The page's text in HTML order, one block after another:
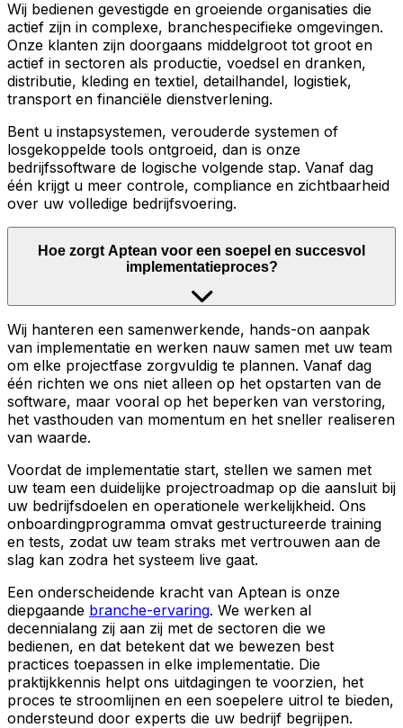
Wij bedienen gevestigde en groeiende organisaties die
actief zijn in complexe, branchespecifieke omgevingen.
Onze klanten zijn doorgaans middelgroot tot groot en
actief in sectoren als productie, voedsel en dranken,
distributie, kleding en textiel, detailhandel, logistiek,
transport en financiële dienstverlening.
Bent u instapsystemen, verouderde systemen of
losgekoppelde tools ontgroeid, dan is onze
bedrijfssoftware de logische volgende stap. Vanaf dag
één krijgt u meer controle, compliance en zichtbaarheid
over uw volledige bedrijfsvoering.
Hoe zorgt Aptean voor een soepel en succesvol
implementatieproces?
Wij hanteren een samenwerkende, hands-on aanpak
van implementatie en werken nauw samen met uw team
om elke projectfase zorgvuldig te plannen. Vanaf dag
één richten we ons niet alleen op het opstarten van de
software, maar vooral op het beperken van verstoring,
het vasthouden van momentum en het sneller realiseren
van waarde.
Voordat de implementatie start, stellen we samen met
uw team een duidelijke projectroadmap op die aansluit bij
uw bedrijfsdoelen en operationele werkelijkheid. Ons
onboardingprogramma omvat gestructureerde training
en tests, zodat uw team straks met vertrouwen aan de
slag kan zodra het systeem live gaat.
Een onderscheidende kracht van Aptean is onze
diepgaande branche-ervaring. We werken al
decennialang zij aan zij met de sectoren die we
bedienen, en dat betekent dat we bewezen best
practices toepassen in elke implementatie. Die
praktijkkennis helpt ons uitdagingen te voorzien, het
proces te stroomlijnen en een soepelere uitrol te bieden,
ondersteund door experts die uw bedrijf begrijpen.